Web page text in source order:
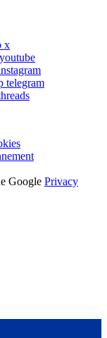
x
telegram
Google Privacy